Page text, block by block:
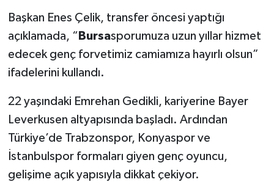
Başkan Enes Çelik, transfer öncesi yaptığı
açıklamada, “ Bursasporumuza uzun yıllar hizmet
edecek genç forvetimiz camiamıza hayırlı olsun”
ifadelerini kullandı.
22 yaşındaki Emrehan Gedikli, kariyerine Bayer
Leverkusen altyapısında başladı. Ardından
Türkiye’de Trabzonspor, Konyaspor ve
İstanbulspor formaları giyen genç oyuncu,
gelişime açık yapısıyla dikkat çekiyor.